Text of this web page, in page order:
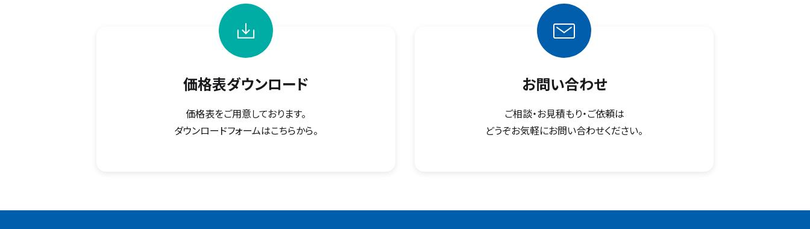
価格表ダウンロード
価格表をご用意しております。
ダウンロードフォームはこちらから。
お問い合わせ
ご相談・お見積もり・ご依頼は
どうぞお気軽にお問い合わせください。